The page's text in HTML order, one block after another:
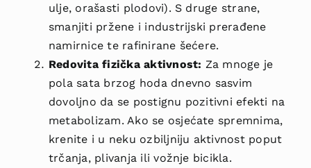
ulje, orašasti plodovi). S druge strane,
smanjiti pržene i industrijski prerađene
namirnice te rafinirane šećere.
Redovita fizička aktivnost: Za mnoge je
pola sata brzog hoda dnevno sasvim
dovoljno da se postignu pozitivni efekti na
metabolizam. Ako se osjećate spremnima,
krenite i u neku ozbiljniju aktivnost poput
trčanja, plivanja ili vožnje bicikla.